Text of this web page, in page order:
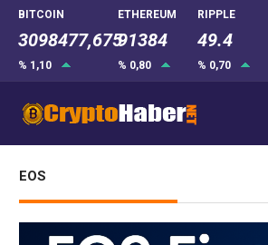
BITCOIN
3098477,675
% 1,10
ETHEREUM
91384
% 0,80
RIPPLE
49.4
% 0,70
EOS